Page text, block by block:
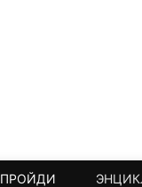
ПРОЙДИ